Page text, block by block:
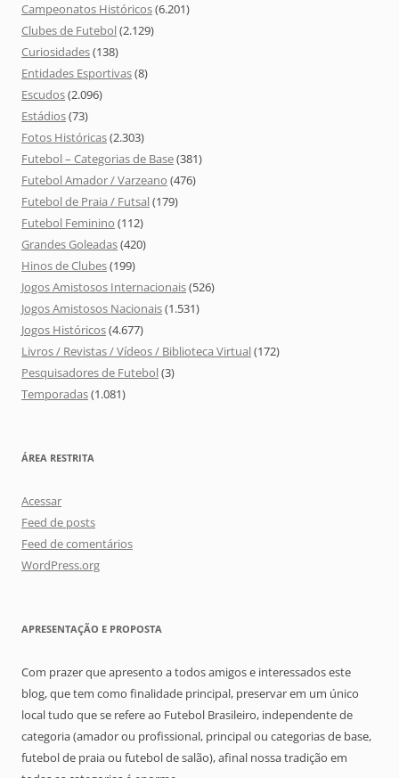
Campeonatos Históricos(6.201)
Clubes de Futebol(2.129)
Curiosidades(138)
Entidades Esportivas(8)
Escudos(2.096)
Estádios(73)
Fotos Históricas(2.303)
Futebol – Categorias de Base(381)
Futebol Amador / Varzeano (476)
Futebol de Praia / Futsal(179)
Futebol Feminino (112)
Grandes Goleadas(420)
Hinos de Clubes(199)
Jogos Amistosos Internacionais(526)
Jogos Amistosos Nacionais(1.531)
Jogos Históricos(4.677)
Livros / Revistas / Vídeos / Biblioteca Virtual(172)
Pesquisadores de Futebol(3)
Temporadas(1.081)
ÁREA RESTRITA
Acessar
Feed de posts
Feed de comentários
WordPress.org
APRESENTAÇÃO E PROPOSTA
Com prazer que apresento a todos amigos e interessados este
blog, que tem como finalidade principal, preservar em um único
local tudo que se refere ao Futebol Brasileiro, independente de
categoria (amador ou profissional, principal ou categorias de base,
futebol de praia ou futebol de salão), afinal nossa tradição em